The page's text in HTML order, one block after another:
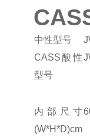
中性型号
CASS酸性
型号
内部尺寸
(W*H*D)cm